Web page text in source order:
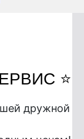
⭐️
дружной